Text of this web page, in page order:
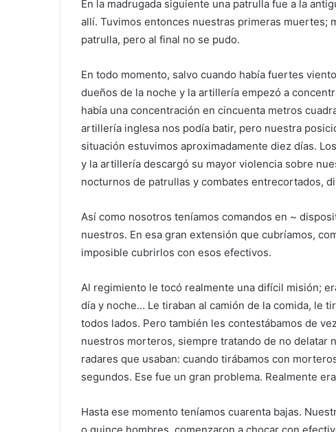
En la madrugada siguiente una patrulla fue a la
allí. Tuvimos entonces nuestras primeras muertes;
patrulla, pero al final no se pudo.
En todo momento, salvo cuando había fuertes
dueños de la noche y la artillería empezó a
había una concentración en cincuenta metros
artillería inglesa nos podía batir, pero nuestra
situación estuvimos aproximadamente diez días.
y la artillería descargó su mayor violencia sobre
nocturnos de patrullas y combates entrecortados,
Así como nosotros teníamos comandos en ~
nuestros. En esa gran extensión que cubríamos,
imposible cubrirlos con esos efectivos.
Al regimiento le tocó realmente una difícil misión;
día y noche… Le tiraban al camión de la comida, le
todos lados. Pero también les contestábamos de
nuestros morteros, siempre tratando de no delatar
radares que usaban: cuando tirábamos con
segundos. Ese fue un gran problema. Realmente
Hasta ese momento teníamos cuarenta bajas.